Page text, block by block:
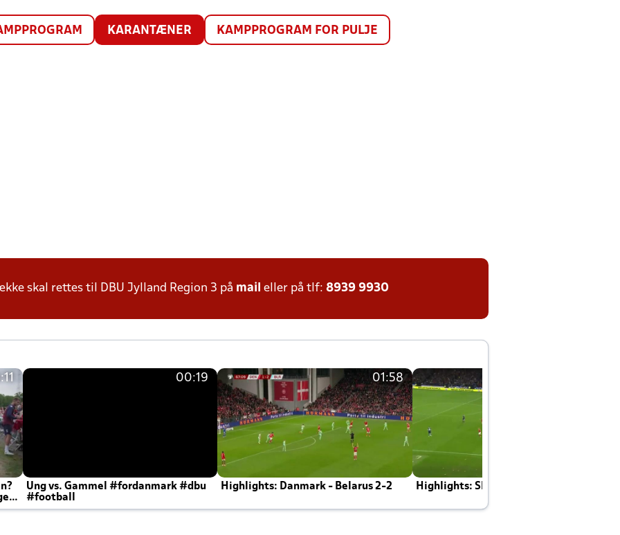
KARANTÆNER KAMPPROGRAM FOR PULJE
skal rettes til DBU Jylland Region 3 på mail eller på tlf: 8939 9930
00:19
Ung vs. Gammel #fordanmark #dbu
#football
01:58
Highlights: Danmark - Belarus 2-2 Highlights: Skotland - Danmark 4-2